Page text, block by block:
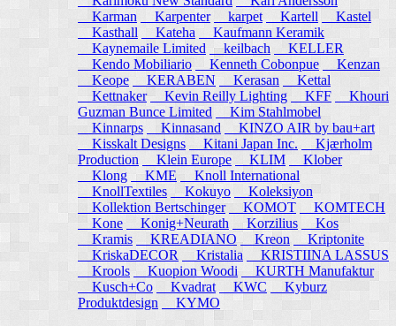
Karman
Karpenter karpet Kartell
Kastel
Kasthall
Kateha
Kaufmann Keramik
Kaynemaile Limited keilbach
KELLER
Kendo Mobiliario
Kenneth Cobonpue
Kenzan
Keope
KERABEN Kerasan
Kettal
Kettnaker Kevin Reilly Lighting KFF
Khouri
Guzman Bunce Limited
Kim Stahlmobel
Kinnarps
Kinnasand
KINZO AIR by bau+art
Kisskalt Designs
Kitani Japan Inc.
Kjærholm
Production
Klein Europe KLIM
Klober
Klong
KME
Knoll International
KnollTextiles
Kokuyo
Koleksiyon
Kollektion Bertschinger KOMOT
KOMTECH
Kone
Konig+Neurath Korzilius
Kos
Kramis
KREADIANO Kreon
Kriptonite
KriskaDECOR
Kristalia
KRISTIINA LASSUS
Krools
Kuopion Woodi
KURTH Manufaktur
Kusch+Co
Kvadrat KWC
Kyburz
Produktdesign
KYMO